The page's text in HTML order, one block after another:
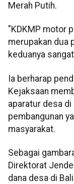
Merah Putih.
"KDKMP motor
merupakan dua
keduanya
Ia berharap
Kejaksaan
aparatur desa
pembangunan
masyarakat.
Sebagai
Direktorat
dana desa di